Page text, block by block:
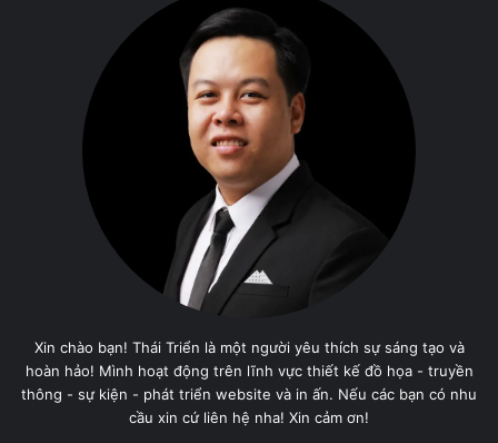
Xin chào bạn! Thái Triển là một người yêu thích sự sáng tạo và
hoàn hảo! Mình hoạt động trên lĩnh vực thiết kế đồ họa - truyền
thông - sự kiện - phát triển website và in ấn. Nếu các bạn có nhu
cầu xin cứ liên hệ nha! Xin cảm ơn!